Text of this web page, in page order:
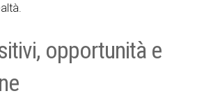
opportunità e